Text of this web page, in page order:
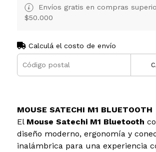
Envíos gratis en compras
$50.000
Calculá el costo de envío
MOUSE SATECHI M1 BLUETOOTH
El Mouse Satechi M1 Bluetooth
diseño moderno, ergonomía y
inalámbrica para una experiencia